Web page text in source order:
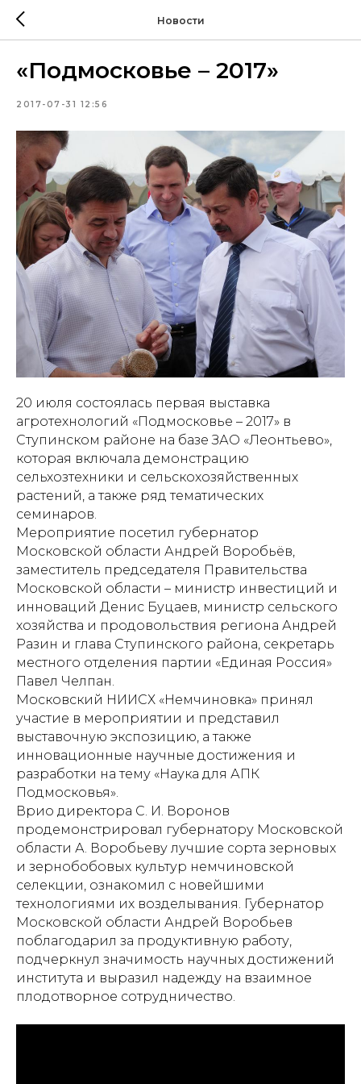
Новости
«Подмосковье – 2017»
2017-07-31 12:56
20 июля состоялась первая выставка
агротехнологий «Подмосковье – 2017» в
Ступинском районе на базе ЗАО «Леонтьево»,
которая включала демонстрацию
сельхозтехники и сельскохозяйственных
растений, а также ряд тематических
семинаров.
Мероприятие посетил губернатор
Московской области Андрей Воробьёв,
заместитель председателя Правительства
Московской области – министр инвестиций и
инноваций Денис Буцаев, министр сельского
хозяйства и продовольствия региона Андрей
Разин и глава Ступинского района, секретарь
местного отделения партии «Единая Россия»
Павел Челпан.
Московский НИИСХ «Немчиновка» принял
участие в мероприятии и представил
выставочную экспозицию, а также
инновационные научные достижения и
разработки на тему «Наука для АПК
Подмосковья».
Врио директора С. И. Воронов
продемонстрировал губернатору Московской
области А. Воробьеву лучшие сорта зерновых
и зернобобовых культур немчиновской
селекции, ознакомил с новейшими
технологиями их возделывания. Губернатор
Московской области Андрей Воробьев
поблагодарил за продуктивную работу,
подчеркнул значимость научных достижений
института и выразил надежду на взаимное
плодотворное сотрудничество.